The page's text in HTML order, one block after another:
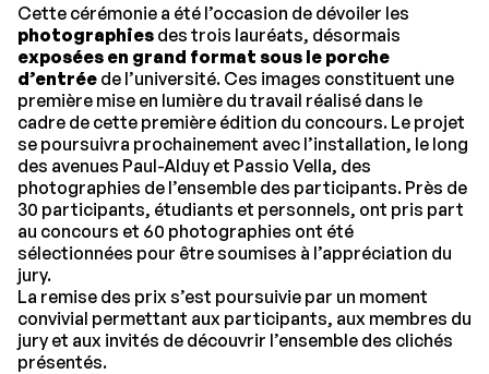
Cette cérémonie a été l’occasion de dévoiler les
photographies des trois lauréats, désormais
exposées en grand format sous le porche
d’entrée de l’université. Ces images constituent une
première mise en lumière du travail réalisé dans le
cadre de cette première édition du concours. Le projet
se poursuivra prochainement avec l’installation, le long
des avenues Paul-Alduy et Passio Vella, des
photographies de l’ensemble des participants. Près de
30 participants, étudiants et personnels, ont pris part
au concours et 60 photographies ont été
sélectionnées pour être soumises à l’appréciation du
jury.
La remise des prix s’est poursuivie par un moment
convivial permettant aux participants, aux membres du
jury et aux invités de découvrir l’ensemble des clichés
présentés.